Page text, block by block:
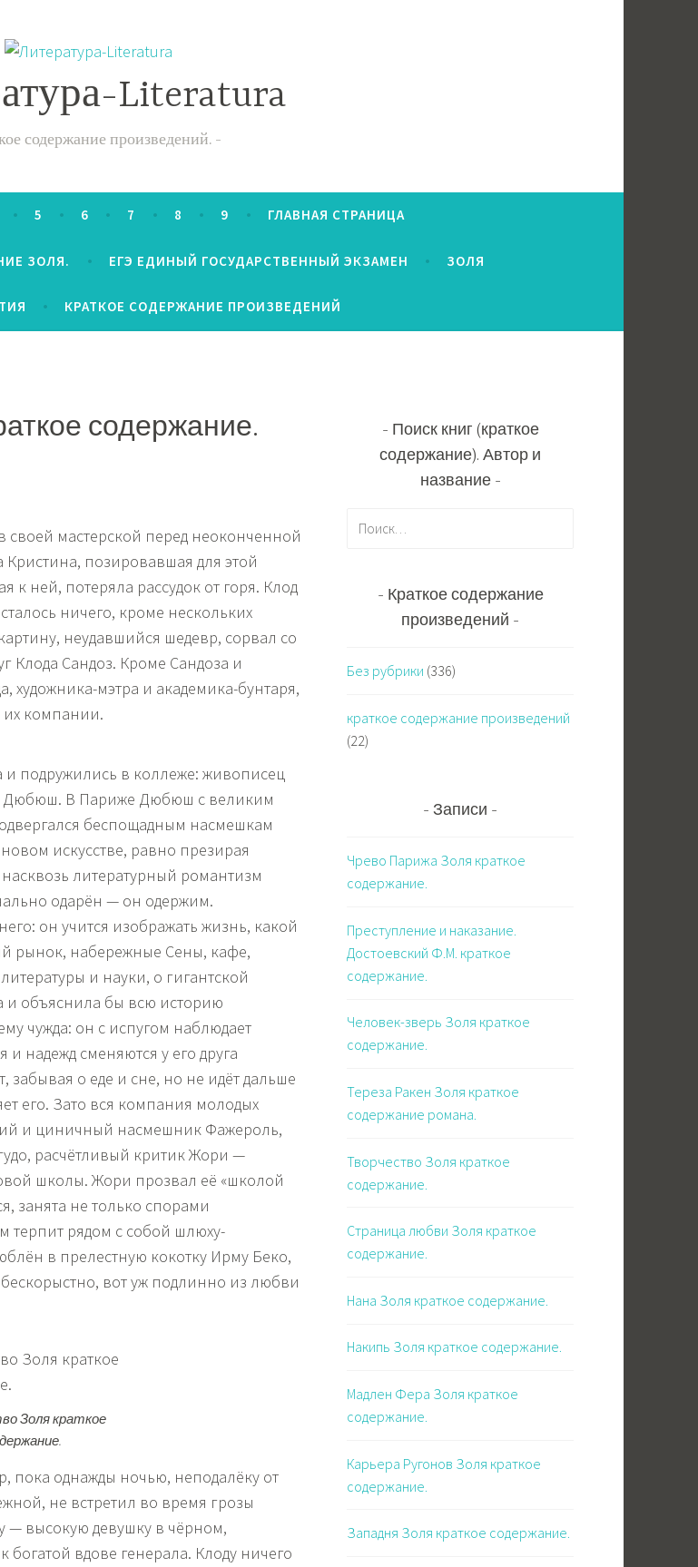
Literatura
содержание произведений.
5 6 7 8 9 ГЛАВНАЯ СТРАНИЦА
ЗОЛЯ. ЕГЭ ЕДИНЫЙ ГОСУДАРСТВЕННЫЙ ЭКЗАМЕН ЗОЛЯ
КРАТКОЕ СОДЕРЖАНИЕ ПРОИЗВЕДЕНИЙ
содержание.
своей мастерской перед неоконченной
позировавшая для этой
ней, потеряла рассудок от горя. Клод
ничего, кроме нескольких
неудавшийся шедевр, сорвал со
Клода Сандоз. Кроме Сандоза и
художника-мэтра и академика-бунтаря,
компании.
подружились в коллеже: живописец
Дюбюш. В Париже Дюбюш с великим
беспощадным насмешкам
искусстве, равно презирая
литературный романтизм
одарён — он одержим.
он учится изображать жизнь, какой
рынок, набережные Сены, кафе,
и науки, о гигантской
и объяснила бы всю историю
чужда: он с испугом наблюдает
надежд сменяются у его друга
о еде и сне, но не идёт дальше
его. Зато вся компания молодых
и циничный насмешник Фажероль,
расчётливый критик Жори —
школы. Жори прозвал её «школой
занята не только спорами
терпит рядом с собой шлюху-
в прелестную кокотку Ирму Беко,
вот уж подлинно из любви
Золя краткое
пока однажды ночью, неподалёку от
не встретил во время грозы
— высокую девушку в чёрном,
богатой вдове генерала. Клоду ничего
Поиск книг (краткое
содержание). Автор и
название
Краткое содержание
произведений
Без рубрики (336)
краткое содержание произведений
(22)
Записи
Чрево Парижа Золя краткое
содержание.
Преступление и наказание.
Достоевский Ф.М. краткое
содержание.
Человек-зверь Золя краткое
содержание.
Тереза Ракен Золя краткое
содержание романа.
Творчество Золя краткое
содержание.
Страница любви Золя краткое
содержание.
Нана Золя краткое содержание.
Накипь Золя краткое содержание.
Мадлен Фера Золя краткое
содержание.
Карьера Ругонов Золя краткое
содержание.
Западня Золя краткое содержание.